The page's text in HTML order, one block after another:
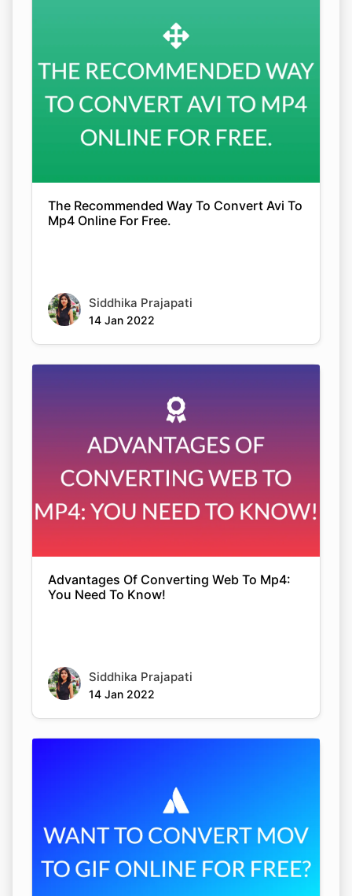
The Recommended Way To Convert Avi To
Mp4 Online For Free.
Siddhika Prajapati
14 Jan 2022
Advantages Of Converting Web To Mp4:
You Need To Know!
Siddhika Prajapati
14 Jan 2022